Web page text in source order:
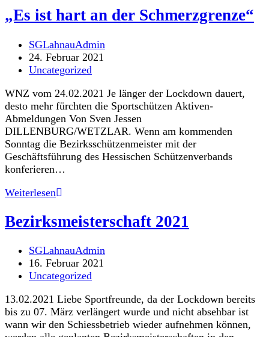
Vereine
zahlt
Verband
„Es ist hart an der Schmerzgrenze“
Beitrags-
Autor:
SGLahnauAdmin
Beitrag
veröffentlicht:
24. Februar 2021
Beitrags-
Uncategorized
WNZ vom 24.02.2021 Je länger der Lockdown dauert,
desto mehr fürchten die Sportschützen Aktiven-
Abmeldungen Von Sven Jessen
DILLENBURG/WETZLAR. Wenn am kommenden
Sonntag die Bezirksschützenmeister mit der
Geschäftsführung des Hessischen Schützenverbands
konferieren…
Weiterlesen„Es
hart
an
Schmerzgrenze“
Bezirksmeisterschaft 2021
Beitrags-
Autor:
SGLahnauAdmin
Beitrag
veröffentlicht:
16. Februar 2021
Beitrags-
Uncategorized
13.02.2021 Liebe Sportfreunde, da der Lockdown bereits
bis zu 07. März verlängert wurde und nicht absehbar ist
wann wir den Schiessbetrieb wieder aufnehmen können,